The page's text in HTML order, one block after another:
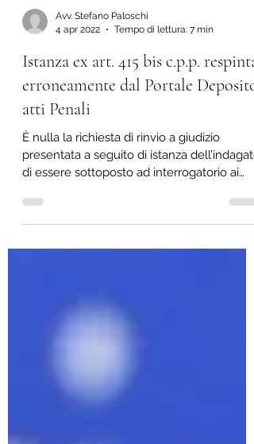
4 apr 2022
Tempo di lettura: 7 min
Istanza ex art. 415 bis c.p.p. respinta
erroneamente dal Portale Deposito
atti Penali
È nulla la richiesta di rinvio a giudizio
di essere sottoposto ad interrogatorio ai
sensi...